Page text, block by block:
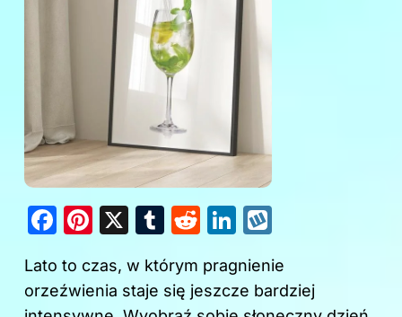
F
c
e
Pi
er
e
X
T
m
bl
R
d
di
Li
k
e
k
o
Lato to czas, w którym pragnienie
orzeźwienia staje się jeszcze bardziej